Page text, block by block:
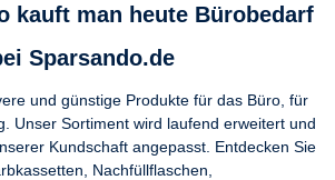
kauft man heute Bürobedarf
Sparsando.de
und günstige Produkte für das Büro, für
Unser Sortiment wird laufend erweitert und
Kundschaft angepasst. Entdecken Sie
Nachfüllflaschen,